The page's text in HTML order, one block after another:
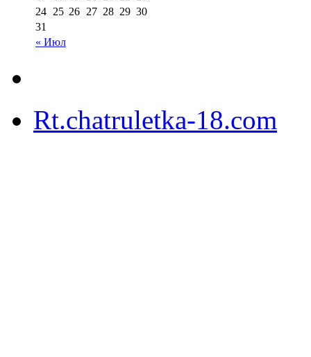
« Июл
24 25 26 27 28 29 30
31
Rt.chatruletka-18.com